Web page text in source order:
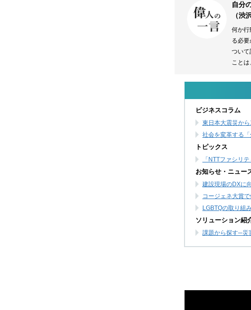
自分
（渋
何か行
る必
ついて
ことは
ビジネスコラム
東日本大震災か
社会を変革する
トピックス
「NTTファシリ
お知らせ・ニュー
建設現場のDXに
コージェネ大賞
LGBTQの取り組
ソリューション紹
課題から探す─災